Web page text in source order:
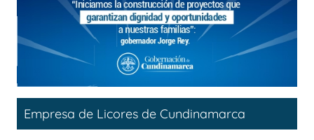
Empresa de Licores de Cundinamarca